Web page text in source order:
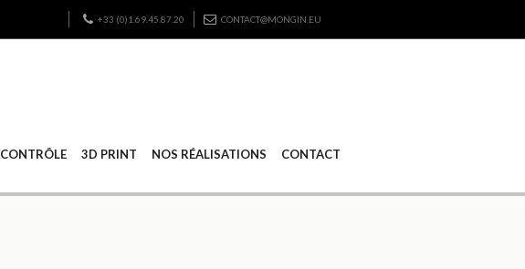
+33 (0)1.69.45.87.20 CONTACT@MONGIN.EU
CONTRÔLE 3D PRINT NOS RÉALISATIONS CONTACT